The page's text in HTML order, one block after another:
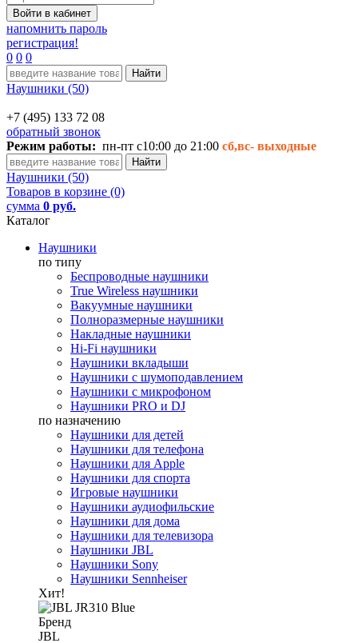
напомнить пароль
регистрация!
0 0 0
Наушники (50)
+7 (495) 133 72 08
обратный звонок
Режим работы: пн-пт с10:00 до 21:00 сб,вс- выходные
Наушники (50)
Товаров в корзине (0)
сумма 0 руб.
Каталог
Наушники
по типу
Беспроводные наушники
True Wireless наушники
Вакуумные наушники
Полноразмерные наушники
Накладные наушники
Hi-Fi наушники
Наушники вкладыши
Наушники с шумоподавлением
Наушники с микрофоном
Наушники PRO и DJ
по назначению
Наушники для детей
Наушники для телефона
Наушники для Apple
Наушники для спорта
Игровые наушники
Наушники аудиофильские
Наушники для дома
Наушники для телевизора
Наушники JBL
Наушники Sony
Наушники Sennheiser
Хит!
Бренд
JBL